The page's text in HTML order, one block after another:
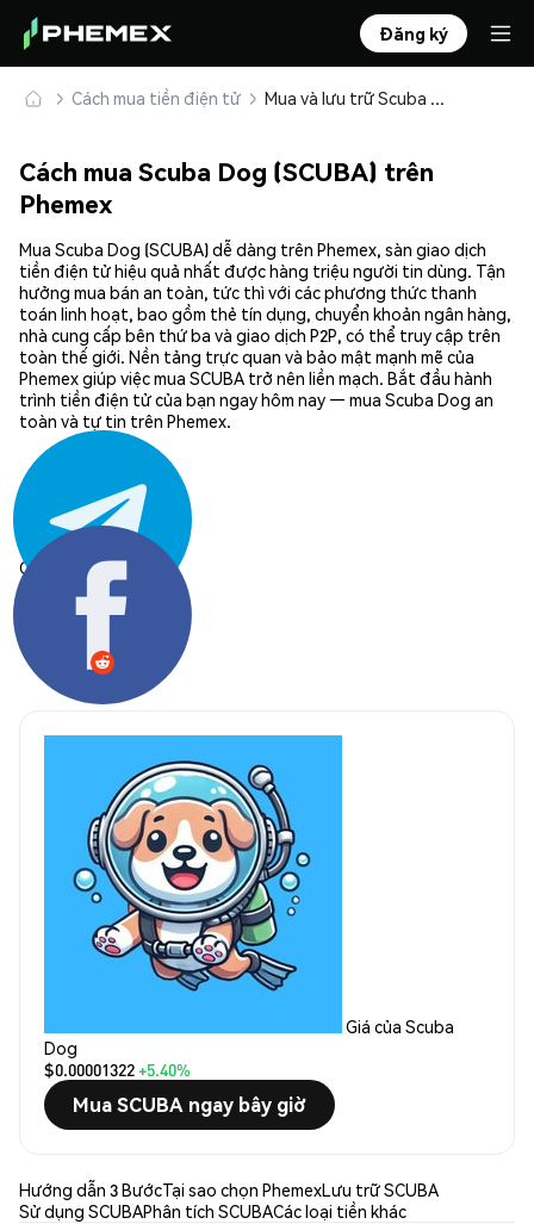
Đăng ký
Cách mua tiền điện tử Mua và lưu trữ Scuba Dog (SCUBA) an toàn
Cách mua Scuba Dog (SCUBA) trên
Phemex
Mua Scuba Dog (SCUBA) dễ dàng trên Phemex, sàn giao dịch
tiền điện tử hiệu quả nhất được hàng triệu người tin dùng. Tận
hưởng mua bán an toàn, tức thì với các phương thức thanh
toán linh hoạt, bao gồm thẻ tín dụng, chuyển khoản ngân hàng,
nhà cung cấp bên thứ ba và giao dịch P2P, có thể truy cập trên
toàn thế giới. Nền tảng trực quan và bảo mật mạnh mẽ của
Phemex giúp việc mua SCUBA trở nên liền mạch. Bắt đầu hành
trình tiền điện tử của bạn ngay hôm nay — mua Scuba Dog an
toàn và tự tin trên Phemex.
Chia sẻ:
Giá của Scuba
Dog
$0.00001322+5.40%
Mua SCUBA ngay bây giờ
Hướng dẫn 3 BướcTại sao chọn PhemexLưu trữ SCUBA
Sử dụng SCUBAPhân tích SCUBACác loại tiền khác